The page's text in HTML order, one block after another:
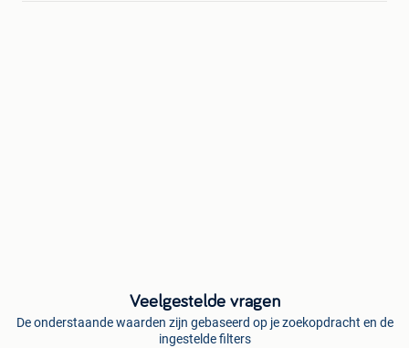
Veelgestelde vragen
De onderstaande waarden zijn gebaseerd op je zoekopdracht en de
ingestelde filters